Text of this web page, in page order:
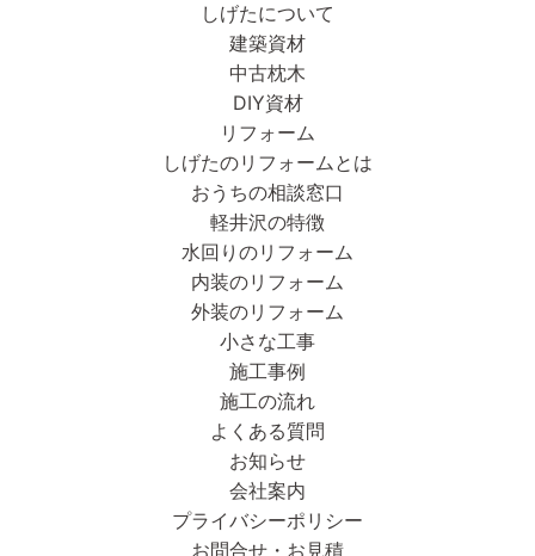
しげたについて
建築資材
中古枕木
DIY資材
リフォーム
しげたのリフォームとは
おうちの相談窓口
軽井沢の特徴
水回りのリフォーム
内装のリフォーム
外装のリフォーム
小さな工事
施工事例
施工の流れ
よくある質問
お知らせ
会社案内
プライバシーポリシー
お問合せ・お見積